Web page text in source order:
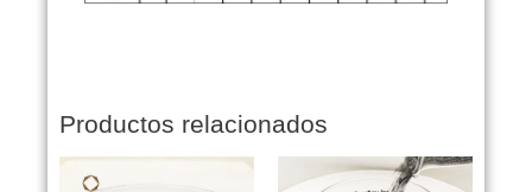
Productos relacionados